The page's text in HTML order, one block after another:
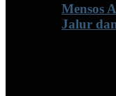
Mensos
Jalur